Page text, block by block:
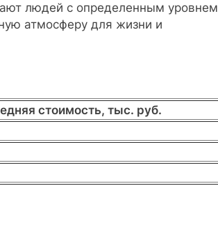
людей с определенным уровнем
атмосферу для жизни и
стоимость, тыс. руб.